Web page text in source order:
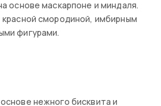
основе маскарпоне и миндаля.
смородиной, имбирным
фигурами.
нежного бисквита и